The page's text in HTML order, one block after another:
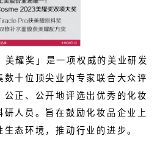
耀奖」是一项权威的美业研发
数十位顶尖业内专家联合大众评
公正、公开地评选出优秀的化妆
人员。旨在鼓励化妆品企业上
生态环境，推动行业的进步。